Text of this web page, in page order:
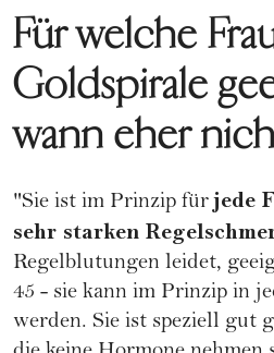
Für welche
Goldspirale
wann eher
"Sie ist im Prinzip fürjede
sehr starken
Regelblutungen leidet,
45 - sie kann im Prinzip in
werden. Sie ist speziell gut